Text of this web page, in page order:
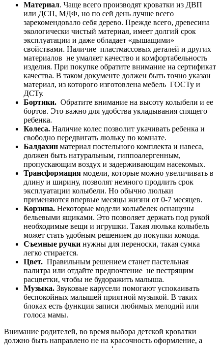
Материал. Чаще всего производят кроватки из ДВП
или ДСП, МДФ, но по сей день лучше всего
зарекомендовало себя дерево. Прежде всего, древесина
экологически чистый материал, имеет долгий срок
эксплуатации и даже обладает «дышащими»
свойствами. Наличие пластмассовых деталей и других
материалов не умаляет качество и комфортабельность
изделия. При покупке обратите внимание на сертификат
качества. В таком документе должен быть точно указан
материал, из которого изготовлена мебель ГОСТу и
ДСТу.
Бортики. Обратите внимание на высоту колыбели и ее
бортов. Это важно для удобства укладывания спящего
ребенка.
Колеса. Наличие колес позволит укачивать ребенка и
свободно передвигать люльку по комнате.
Балдахин материал постельного комплекта и навеса,
должен быть натуральным, гиппоалергенным,
пропускающим воздух и задерживающим насекомых.
Трансформация модели, которые можно увеличивать в
длину и ширину, позволят немного продлить срок
эксплуатации колыбели. Но обычно люльки
применяются впервые месяцы жизни от 0-7 месяцев.
Корзина. Некоторые модели колыбелек оснащены
бельевыми ящиками. Это позволяет держать под рукой
необходимые вещи и игрушки. Такая люлька колыбель
может стать удобным решением до покупки комода.
Съемные ручки нужны для переноски, такая сумка
легко стирается.
Цвет. Правильным решением станет пастельная
палитра или отдайте предпочтение не пестрящим
расцветки, чтобы не будоражить малыша.
Музыка. Звуковые карусели помогают успокаивать
беспокойных малышей приятной музыкой. В таких
блоках есть функция записи любимых мелодий или
голоса мамы.
Внимание родителей, во время выбора детской кроватки
должно быть направлено не на красочность оформление, а